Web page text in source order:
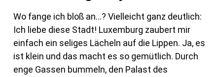
Wo fange ich bloß an…? Vielleicht ganz deutlich:
Ich liebe diese Stadt! Luxemburg zaubert mir
einfach ein seliges Lächeln auf die Lippen. Ja, es
ist klein und das macht es so gemütlich. Durch
enge Gassen bummeln, den Palast des